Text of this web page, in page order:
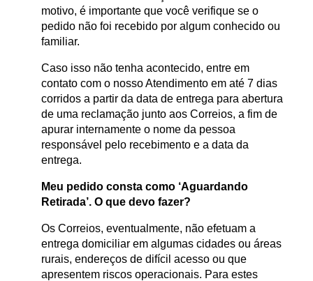
motivo, é importante que você verifique se o
pedido não foi recebido por algum conhecido ou
familiar.
Caso isso não tenha acontecido, entre em
contato com o nosso Atendimento em até 7 dias
corridos a partir da data de entrega para abertura
de uma reclamação junto aos Correios, a fim de
apurar internamente o nome da pessoa
responsável pelo recebimento e a data da
entrega.
Meu pedido consta como ‘Aguardando
Retirada’. O que devo fazer?
Os Correios, eventualmente, não efetuam a
entrega domiciliar em algumas cidades ou áreas
rurais, endereços de difícil acesso ou que
apresentem riscos operacionais. Para estes